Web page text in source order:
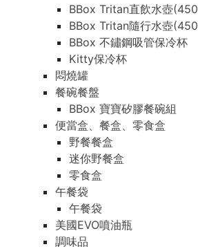
BBox Tritan直飲水壺
BBox Tritan隨行水壺
BBox 不鏽鋼吸管保冷杯
Kitty保冷杯
悶燒罐
餐碗餐盤
BBox 寶寶矽膠餐碗組
便當盒、餐盒、零食盒
野餐餐盒
迷你野餐盒
零食盒
午餐袋
午餐袋
美國EVO噴油瓶
調味品